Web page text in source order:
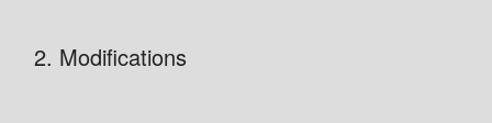
2. Modifications